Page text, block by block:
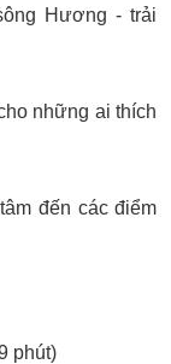
Hương - trải
những ai thích
đến các điểm
phút)